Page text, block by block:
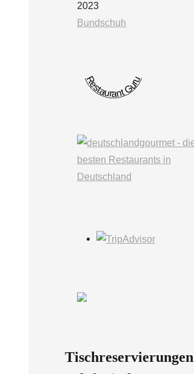
2023
Bundschuh
Restaurant Guru
Tischreservierungen